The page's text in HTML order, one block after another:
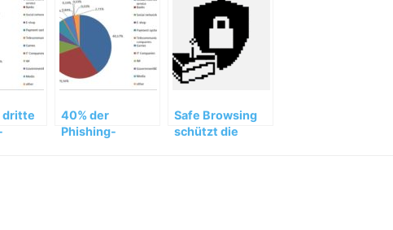
dritte
40% der
Phishing-
Safe Browsing
schützt die